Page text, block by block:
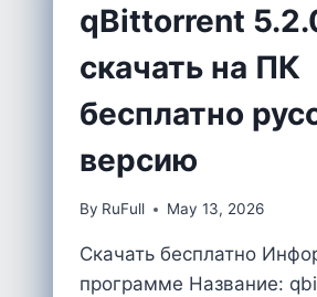
qBittorrent
скачать на ПК
бесплатно
версию
By RuFull May 13, 2026
Скачать бесплатно
программе Название: